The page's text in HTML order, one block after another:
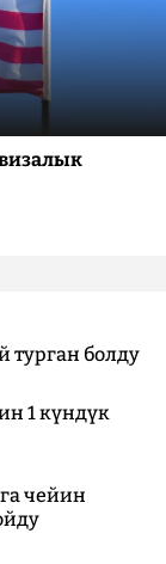
турган болду
1 күндүк
чейин